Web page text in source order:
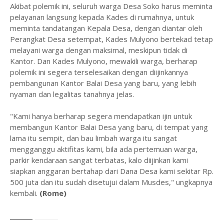
Akibat polemik ini, seluruh warga Desa Soko harus meminta
pelayanan langsung kepada Kades di rumahnya, untuk
meminta tandatangan Kepala Desa, dengan diantar oleh
Perangkat Desa setempat, Kades Mulyono bertekad tetap
melayani warga dengan maksimal, meskipun tidak di
Kantor. Dan Kades Mulyono, mewakili warga, berharap
polemik ini segera terselesaikan dengan diijinkannya
pembangunan Kantor Balai Desa yang baru, yang lebih
nyaman dan legalitas tanahnya jelas.
"Kami hanya berharap segera mendapatkan ijin untuk
membangun Kantor Balai Desa yang baru, di tempat yang
lama itu sempit, dan bau limbah warga itu sangat
mengganggu aktifitas kami, bila ada pertemuan warga,
parkir kendaraan sangat terbatas, kalo diijinkan kami
siapkan anggaran bertahap dari Dana Desa kami sekitar Rp.
500 juta dan itu sudah disetujui dalam Musdes," ungkapnya
kembali. (Rome)